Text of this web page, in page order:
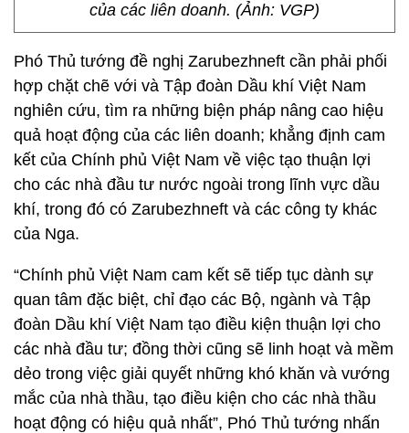
của các liên doanh. (Ảnh: VGP)
Phó Thủ tướng đề nghị Zarubezhneft cần phải phối
hợp chặt chẽ với và Tập đoàn Dầu khí Việt Nam
nghiên cứu, tìm ra những biện pháp nâng cao hiệu
quả hoạt động của các liên doanh; khẳng định cam
kết của Chính phủ Việt Nam về việc tạo thuận lợi
cho các nhà đầu tư nước ngoài trong lĩnh vực dầu
khí, trong đó có Zarubezhneft và các công ty khác
của Nga.
“Chính phủ Việt Nam cam kết sẽ tiếp tục dành sự
quan tâm đặc biệt, chỉ đạo các Bộ, ngành và Tập
đoàn Dầu khí Việt Nam tạo điều kiện thuận lợi cho
các nhà đầu tư; đồng thời cũng sẽ linh hoạt và mềm
dẻo trong việc giải quyết những khó khăn và vướng
mắc của nhà thầu, tạo điều kiện cho các nhà thầu
hoạt động có hiệu quả nhất”, Phó Thủ tướng nhấn